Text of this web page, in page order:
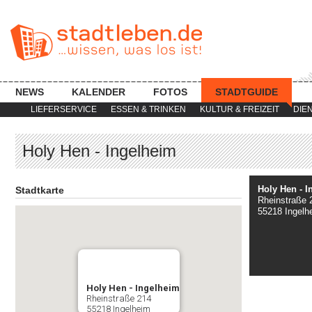
LIEFERSERVICE ESSEN & TRINKEN KULTUR & FREIZEIT
NEWS KALENDER FOTOS STADTGUIDE
Holy Hen - Ingelheim
Stadtkarte
Holy Hen - Ingelheim
Rheinstraße 214
55218 Ingelheim
Holy Hen -
Rheinstraße
55218